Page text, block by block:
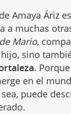
Amaya Áriz
a muchas
Mario,
sino
.
en el
puede